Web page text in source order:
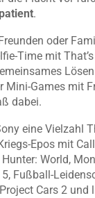
.
oder
Time mit
Mini-Games mit
dabei.
eine Vielzahl
Epos mit
World,
Fußball-
Cars 2 und